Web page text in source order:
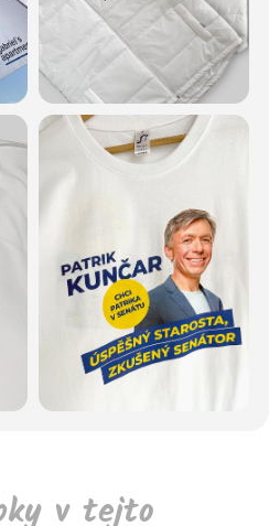
v tejto